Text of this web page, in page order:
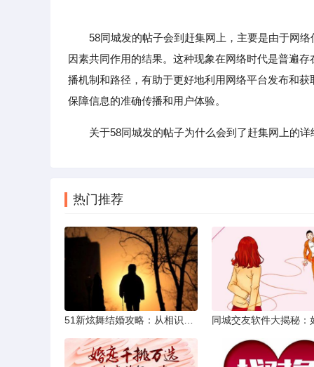
58同城发的帖子会到赶集网上，主要是由于网络
因素共同作用的结果。这种现象在网络时代是普遍
播机制和路径，有助于更好地利用网络平台发布和
保障信息的准确传播和用户体验。
关于58同城发的帖子为什么会到了赶集网上的
热门推荐